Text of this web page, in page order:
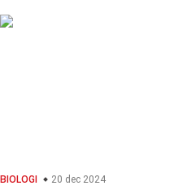
BIOLOGI 20 dec 2024